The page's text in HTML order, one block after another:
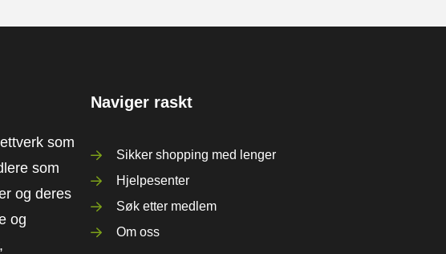
som
som
og deres
og
Naviger raskt
Sikker shopping med lenger
Hjelpesenter
Søk etter medlem
Om oss